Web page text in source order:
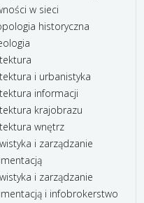
w sieci
historyczna
i urbanistyka
informacji
krajobrazu
wnętrz
i zarządzanie
i zarządzanie
i infobrokerstwo